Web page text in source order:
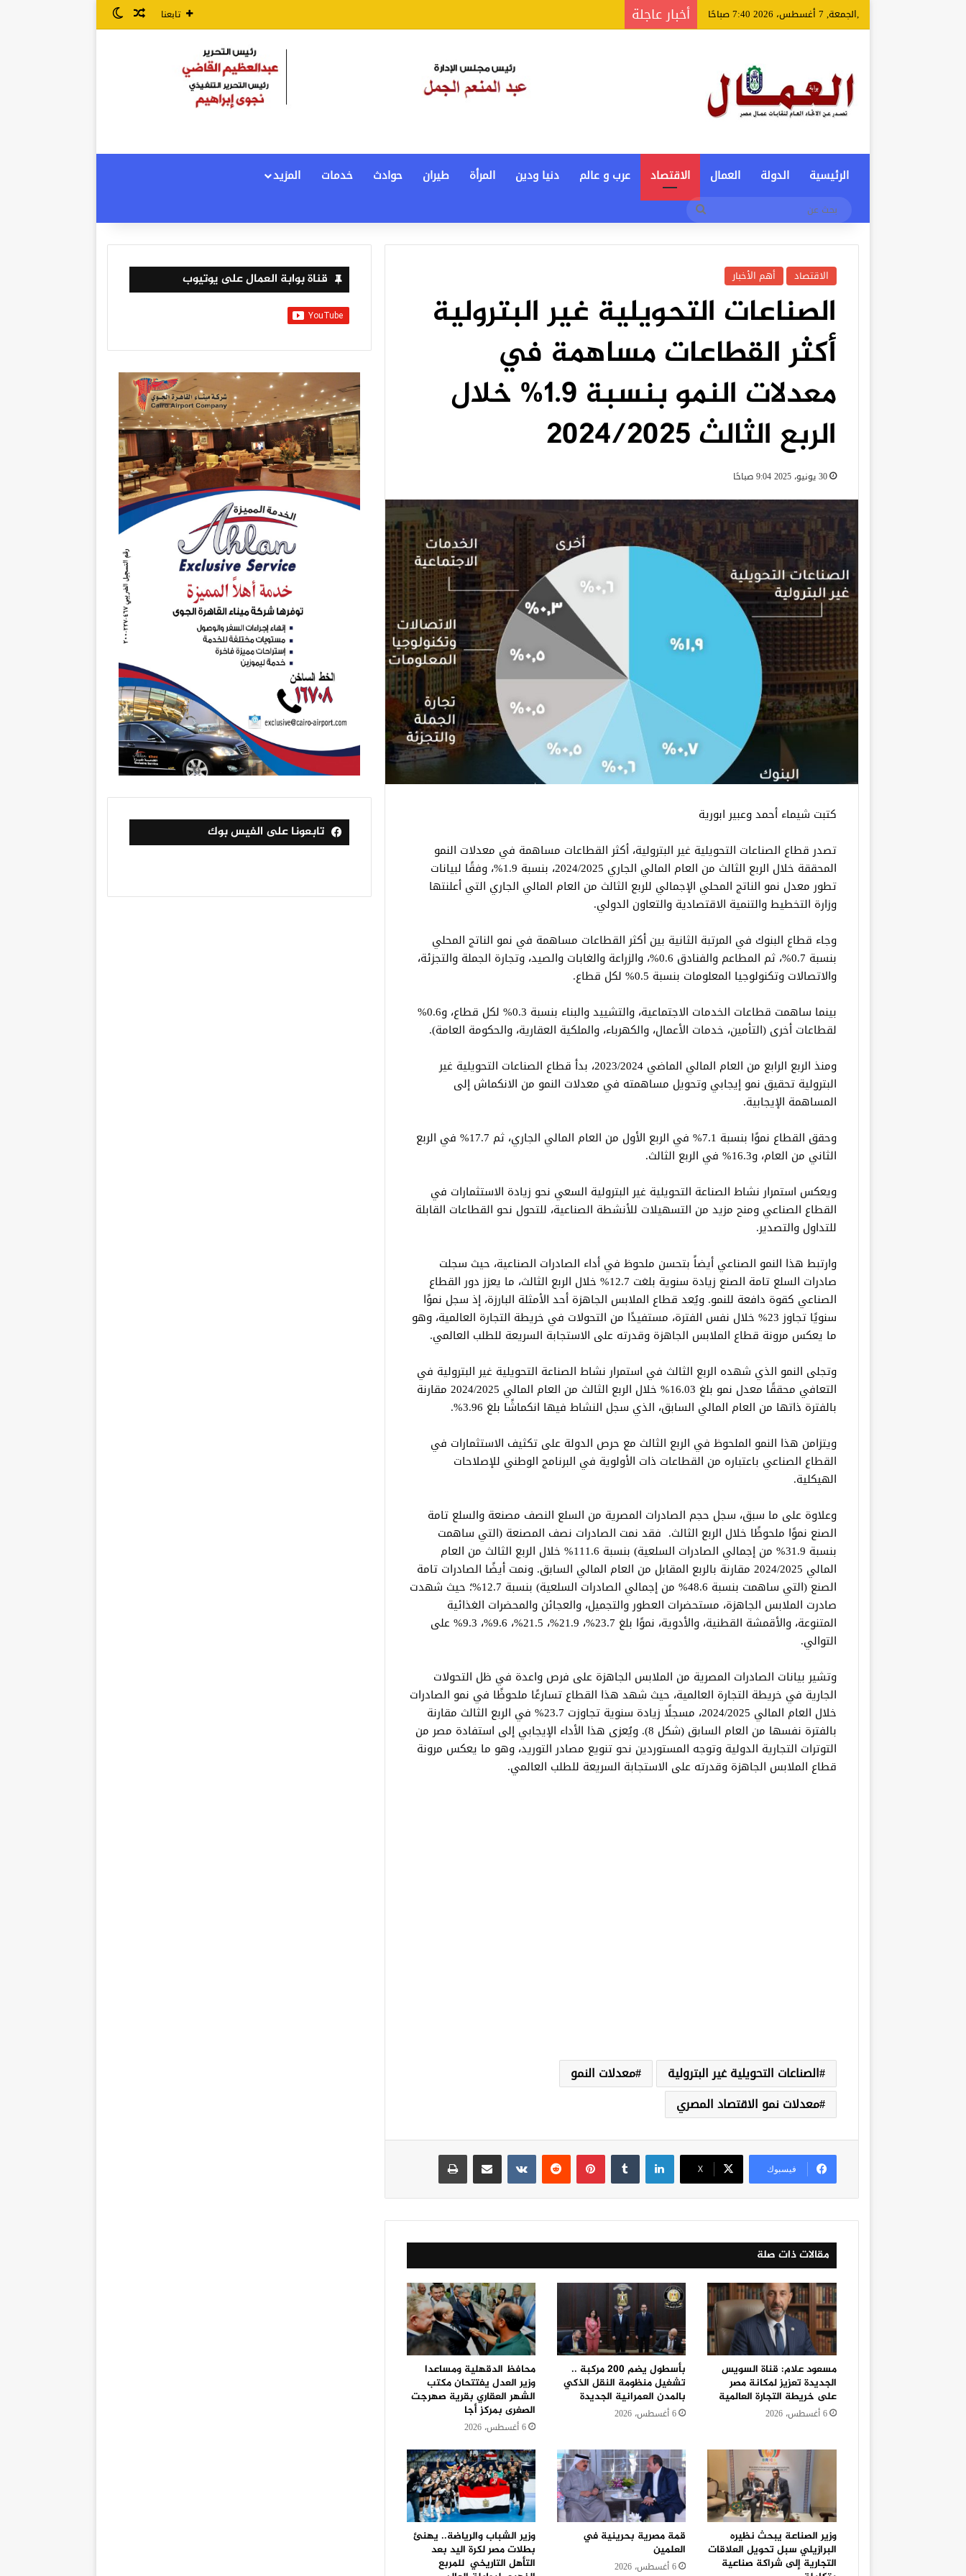
,الجمعة, 7 أغسطس، 2026 7:40 صباحًا أخبار عاجلة تابعنا مقال عشوائي
الوضع المظلم
الرئيسية الدولة العمال الاقتصاد عرب و عالم دنيا ودين المرأة طيران حوادث خدمات
المزيد
الاقتصاد أهم الأخبار
الصناعات التحويلية غير البترولية
أكثر القطاعات مساهمة في
معدلات النمو بنسبة 1.9% خلال
الربع الثالث 2024/2025
30 يونيو، 2025 9:04 صباحًا
كتبت شيماء أحمد وعبير ابورية
تصدر قطاع الصناعات التحويلية غير البترولية، أكثر القطاعات مساهمة في معدلات النمو
المحققة خلال الربع الثالث من العام المالي الجاري 2024/2025، بنسبة 1.9%، وفقًا لبيانات
تطور معدل نمو الناتج المحلي الإجمالي للربع الثالث من العام المالي الجاري التي أعلنتها
وزارة التخطيط والتنمية الاقتصادية والتعاون الدولي.
وجاء قطاع البنوك في المرتبة الثانية بين أكثر القطاعات مساهمة في نمو الناتج المحلي
بنسبة 0.7%، ثم المطاعم والفنادق 0.6%، والزراعة والغابات والصيد، وتجارة الجملة والتجزئة،
والاتصالات وتكنولوجيا المعلومات بنسبة 0.5% لكل قطاع.
بينما ساهمت قطاعات الخدمات الاجتماعية، والتشييد والبناء بنسبة 0.3% لكل قطاع، و0.6%
لقطاعات أخرى (التأمين، خدمات الأعمال، والكهرباء، والملكية العقارية، والحكومة العامة).
ومنذ الربع الرابع من العام المالي الماضي 2023/2024، بدأ قطاع الصناعات التحويلية غير
البترولية تحقيق نمو إيجابي وتحويل مساهمته في معدلات النمو من الانكماش إلى
المساهمة الإيجابية.
وحقق القطاع نموًا بنسبة 7.1% في الربع الأول من العام المالي الجاري، ثم 17.7% في الربع
الثاني من العام، و16.3% في الربع الثالث.
ويعكس استمرار نشاط الصناعة التحويلية غير البترولية السعي نحو زيادة الاستثمارات في
القطاع الصناعي ومنح مزيد من التسهيلات للأنشطة الصناعية، للتحول نحو القطاعات القابلة
للتداول والتصدير.
وارتبط هذا النمو الصناعي أيضاً بتحسن ملحوظ في أداء الصادرات الصناعية، حيث سجلت
صادرات السلع تامة الصنع زيادة سنوية بلغت 12.7% خلال الربع الثالث، ما يعزز دور القطاع
الصناعي كقوة دافعة للنمو. ويُعد قطاع الملابس الجاهزة أحد الأمثلة البارزة، إذ سجل نموًا
سنويًا تجاوز 23% خلال نفس الفترة، مستفيدًا من التحولات في خريطة التجارة العالمية، وهو
ما يعكس مرونة قطاع الملابس الجاهزة وقدرته على الاستجابة السريعة للطلب العالمي.
وتجلى النمو الذي شهده الربع الثالث في استمرار نشاط الصناعة التحويلية غير البترولية في
التعافي محققًا معدل نمو بلغ 16.03% خلال الربع الثالث من العام المالي 2024/2025 مقارنة
بالفترة ذاتها من العام المالي السابق، الذي سجل النشاط فيها انكماشًا بلغ 3.96%.
ويتزامن هذا النمو الملحوظ في الربع الثالث مع حرص الدولة على تكثيف الاستثمارات في
القطاع الصناعي باعتباره من القطاعات ذات الأولوية في البرنامج الوطني للإصلاحات
الهيكلية.
وعلاوة على ما سبق، سجل حجم الصادرات المصرية من السلع النصف مصنعة والسلع تامة
الصنع نموًا ملحوظًا خلال الربع الثالث. فقد نمت الصادرات نصف المصنعة (التي ساهمت
بنسبة 31.9% من إجمالي الصادرات السلعية) بنسبة 111.6% خلال الربع الثالث من العام
المالي 2024/2025 مقارنة بالربع المقابل من العام المالي السابق. ونمت أيضًا الصادرات تامة
الصنع (التي ساهمت بنسبة 48.6% من إجمالي الصادرات السلعية) بنسبة 12.7%؛ حيث شهدت
صادرت الملابس الجاهزة، مستحضرات العطور والتجميل، والعجائن والمحضرات الغذائية
المتنوعة، والأقمشة القطنية، والأدوية، نموًا بلغ 23.7%، 21.9%، 21.5%، 9.6%، 9.3% على
التوالي.
وتشير بيانات الصادرات المصرية من الملابس الجاهزة على فرص واعدة في ظل التحولات
الجارية في خريطة التجارة العالمية، حيث شهد هذا القطاع تسارعًا ملحوظًا في نمو الصادرات
خلال العام المالي 2024/2025، مسجلًا زيادة سنوية تجاوزت 23.7% في الربع الثالث مقارنة
بالفترة نفسها من العام السابق (شكل 8). ويُعزى هذا الأداء الإيجابي إلى استفادة مصر من
التوترات التجارية الدولية وتوجه المستوردين نحو تنويع مصادر التوريد، وهو ما يعكس مرونة
قطاع الملابس الجاهزة وقدرته على الاستجابة السريعة للطلب العالمي.
الصناعات التحويلية غير البترولية
معدلات النمو
معدلات نمو الاقتصاد المصري
فيسبوك ‫X
لينكدإن بينتيريست
مقالات ذات صلة
مسعود علام: قناة السويس
الجديدة تعزيز لمكانة مصر
على خريطة التجارة العالمية
6 أغسطس، 2026
بأسطول يضم 200 مركبة ..
تشغيل منظومة النقل الذكي
بالمدن العمرانية الجديدة
6 أغسطس، 2026
محافظ الدقهلية ومساعدا
وزير العدل يفتتحان مكتب
الشهر العقاري بقرية صهرجت
الصغرى بمركز أجا
6 أغسطس، 2026
وزير الصناعة يبحث نظيره
البرازيلي سبل تحويل العلاقات
التجارية إلى شراكة صناعية
قمة مصرية بحرينية في
العلمين
6 أغسطس، 2026
وزير الشباب والرياضة.. يهنئ
بطلات مصر لكرة اليد بعد
التأهل التاريخي للمربع
قناة بوابة العمال على يوتيوب
تابعونا على الفيس بوك